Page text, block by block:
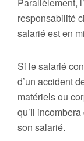
Parallèlement,
responsabilité
salarié est en
Si le salarié
d’un accident
matériels ou
qu’il
son salarié.